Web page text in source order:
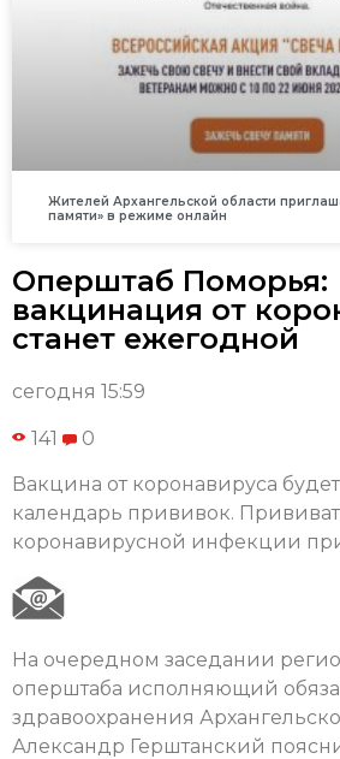
Жителей Архангельской области
памяти» в режиме онлайн
Оперштаб Поморья:
вакцинация от
станет ежегодной
сегодня 15:59
141 0
Вакцина от коронавируса
календарь прививок.
коронавирусной инфекции
На очередном заседании
оперштаба исполняющий
здравоохранения
Александр Герштанский